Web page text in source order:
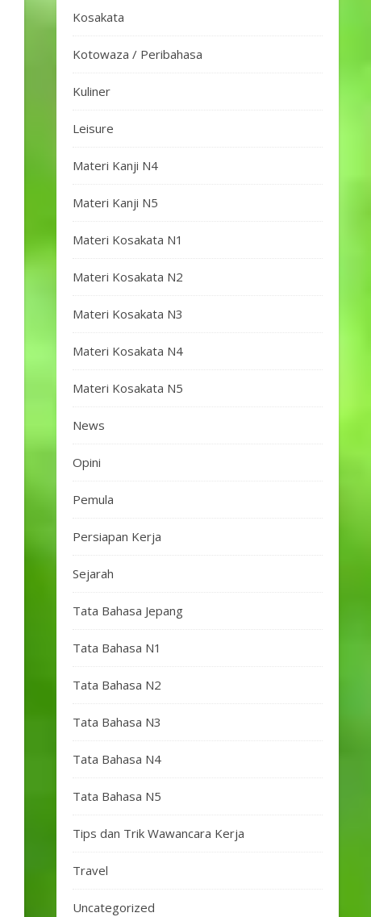
Kosakata
Kotowaza / Peribahasa
Kuliner
Leisure
Materi Kanji N4
Materi Kanji N5
Materi Kosakata N1
Materi Kosakata N2
Materi Kosakata N3
Materi Kosakata N4
Materi Kosakata N5
News
Opini
Pemula
Persiapan Kerja
Sejarah
Tata Bahasa Jepang
Tata Bahasa N1
Tata Bahasa N2
Tata Bahasa N3
Tata Bahasa N4
Tata Bahasa N5
Tips dan Trik Wawancara Kerja
Travel
Uncategorized